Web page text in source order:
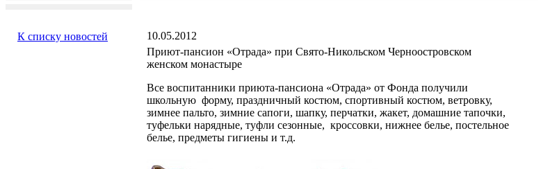
К списку новостей
10.05.2012
Приют-пансион «Отрада» при Свято-Никольском Черноостровском
женском монастыре
Все воспитанники приюта-пансиона «Отрада» от Фонда получили
школьную форму, праздничный костюм, спортивный костюм, ветровку,
зимнее пальто, зимние сапоги, шапку, перчатки, жакет, домашние тапочки,
туфельки нарядные, туфли сезонные, кроссовки, нижнее белье, постельное
белье, предметы гигиены и т.д.